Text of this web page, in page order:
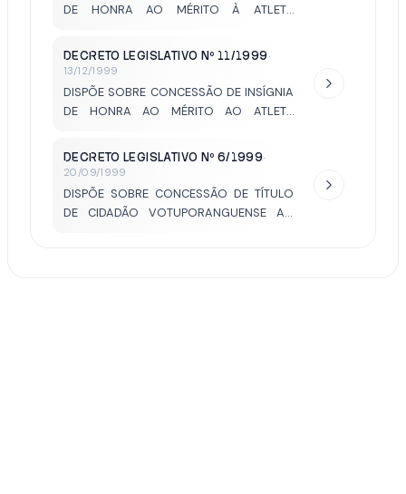
DE HONRA AO MÉRITO À ATLETA
SANTOS.
DECRETO LEGISLATIVO Nº 11/1999·
13/12/1999
DISPÕE SOBRE CONCESSÃO DE INSÍGNIA
DE HONRA AO MÉRITO AO ATLETA
DECRETO LEGISLATIVO Nº 6/1999·
20/09/1999
DISPÕE SOBRE CONCESSÃO DE TÍTULO
DE CIDADÃO VOTUPORANGUENSE AO